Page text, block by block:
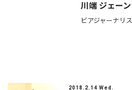
川端 ジェーン
ビアジャーナリ
2018.2.14 Wed.